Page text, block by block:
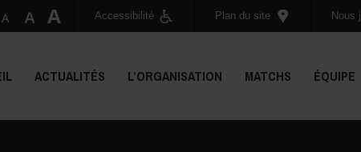
Accessibilité Plan du site Nous
ACTUALITÉS L’ORGANISATION MATCHS ÉQUIPE